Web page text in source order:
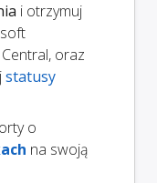
i otrzymuj
oraz
statusy
o
na swoją